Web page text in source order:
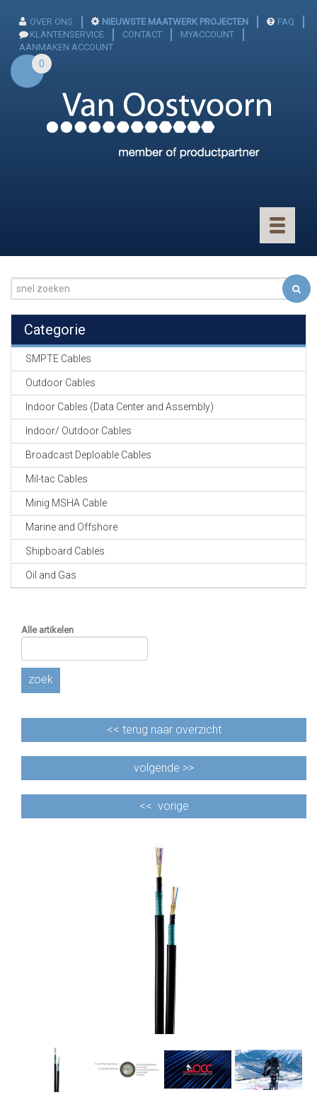
OVER ONS NIEUWSTE MAATWERK PROJECTEN
FAQ
KLANTENSERVICE
CONTACT
MYACCOUNT
AANMAKEN ACCOUNT
0
Toggle
GEVLOCHTEN KOUS
KRIMP KOUS
KOPER KABEL
OP ROL
FIBER CABLE
GE-ASSEMBLEERDE
CABLE EQUIPEMENTS
Categorie
SMPTE Cables
Outdoor Cables
Indoor Cables (Data Center and Assembly)
Indoor/ Outdoor Cables
Broadcast Deploable Cables
Mil-tac Cables
Minig MSHA Cable
Marine and Offshore
Shipboard Cables
Oil and Gas
Alle artikelen
zoek
<< terug naar overzicht
volgende >>
<< vorige